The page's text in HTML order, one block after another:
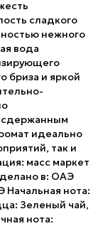
сладкого
нежного
вода
бриза и яркой
сдержанным
идеально
так и
масс маркет
в: ОАЭ
Начальная нота:
Зеленый чай,
нота: